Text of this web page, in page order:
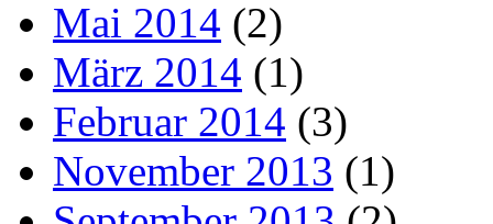
Mai 2014 (2)
März 2014 (1)
Februar 2014 (3)
November 2013 (1)